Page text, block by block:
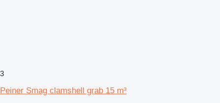
3
Peiner Smag clamshell grab 15 m³